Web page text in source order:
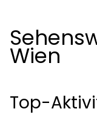
Wien
Top-